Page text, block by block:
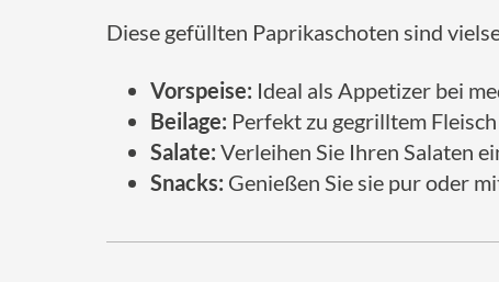
Diese gefüllten Paprikaschoten sind
Vorspeise: Ideal als Appetizer bei
Beilage: Perfekt zu gegrilltem
Salate: Verleihen Sie Ihren Salaten
Snacks: Genießen Sie sie pur oder